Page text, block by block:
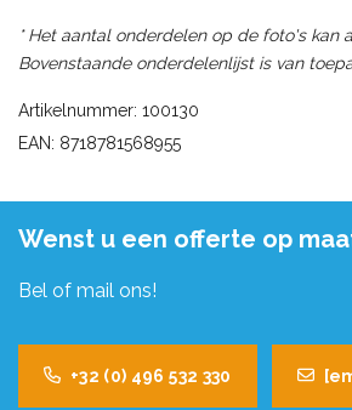
* Het aantal onderdelen op de foto's kan
Bovenstaande onderdelenlijst is van
Artikelnummer: 100130
EAN: 8718781568955
Wenst u een offerte op
Bel of mail ons!
+32 (0) 496 532 330